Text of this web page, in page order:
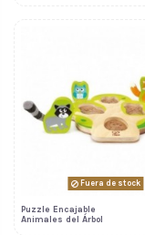
Fuera de stock
Puzzle Encajable
Animales del Árbol